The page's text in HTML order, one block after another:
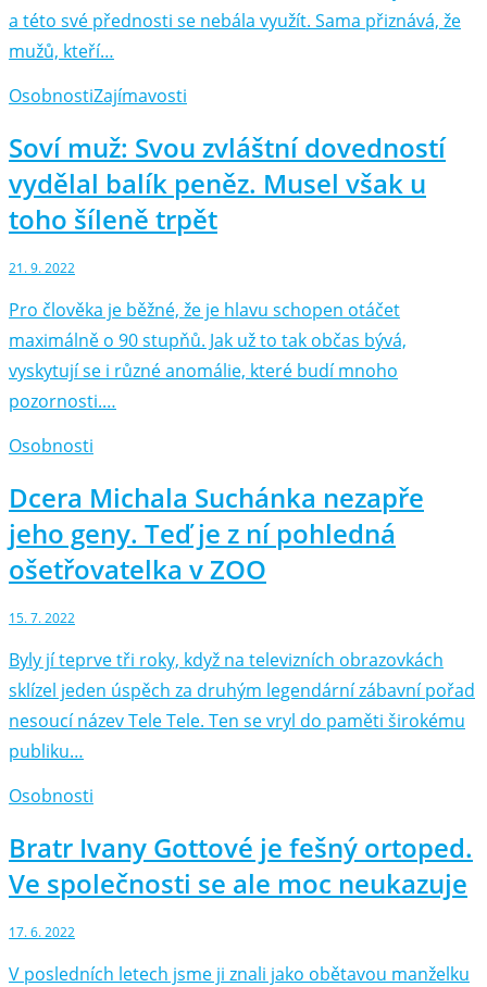
a této své přednosti se nebála využít. Sama přiznává, že
mužů, kteří…
OsobnostiZajímavosti
Soví muž: Svou zvláštní dovedností
vydělal balík peněz. Musel však u
toho šíleně trpět
21. 9. 2022
Pro člověka je běžné, že je hlavu schopen otáčet
maximálně o 90 stupňů. Jak už to tak občas bývá,
vyskytují se i různé anomálie, které budí mnoho
pozornosti.…
Osobnosti
Dcera Michala Suchánka nezapře
jeho geny. Teď je z ní pohledná
ošetřovatelka v ZOO
15. 7. 2022
Byly jí teprve tři roky, když na televizních obrazovkách
sklízel jeden úspěch za druhým legendární zábavní pořad
nesoucí název Tele Tele. Ten se vryl do paměti širokému
publiku…
Osobnosti
Bratr Ivany Gottové je fešný ortoped.
Ve společnosti se ale moc neukazuje
17. 6. 2022
V posledních letech jsme ji znali jako obětavou manželku